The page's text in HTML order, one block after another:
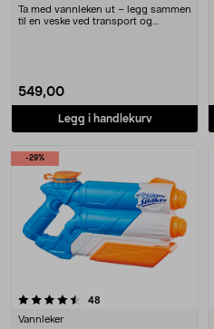
Ta med vannleken ut – legg sammen
til en veske ved transport og
549,00
Legg i handlekurv
-29%
48
Vannleker
4.0 av 5 stjerner